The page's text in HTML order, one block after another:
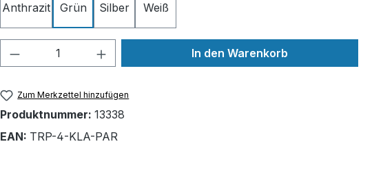
Anthrazit Grün Silber Weiß
Produkt Anzahl: Gib den gewünschten Wert
In den Warenkorb
Zum Merkzettel hinzufügen
Produktnummer: 13338
EAN: TRP-4-KLA-PAR